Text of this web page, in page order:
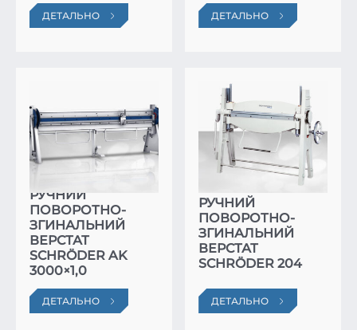
ДЕТАЛЬНО ДЕТАЛЬНО
РУЧНИЙ
ПОВОРОТНО-
ЗГИНАЛЬНИЙ
ВЕРСТАТ
SCHRÖDER AK
3000×1,0
ДЕТАЛЬНО
РУЧНИЙ
ПОВОРОТНО-
ЗГИНАЛЬНИЙ
ВЕРСТАТ
SCHRÖDER 204
ДЕТАЛЬНО